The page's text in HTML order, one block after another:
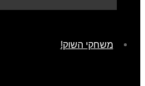
משחקי השוק!